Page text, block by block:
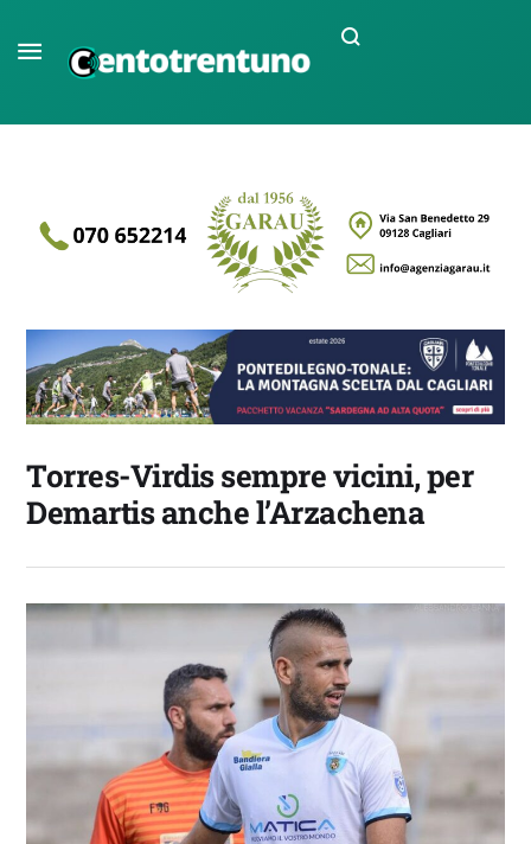
Torres-Virdis sempre vicini, per
Demartis anche l’Arzachena